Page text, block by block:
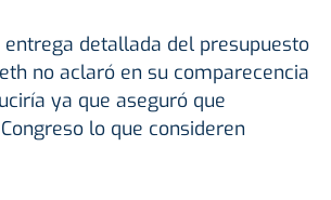
entrega detallada del presupuesto
no aclaró en su comparecencia
ya que aseguró que
lo que consideren